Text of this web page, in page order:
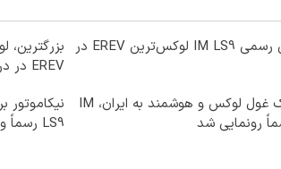
رونمایی رسمی IM LS9 لوکس‌ترین EREV در
EREV در در ایران رونمایی شد
ورود یک غول لوکس و هوشمند به ایران، IM
LS9 رسماً وارد بازار ایران شد